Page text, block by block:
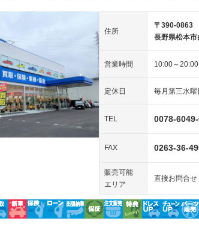
スマートキー
ヤ パワーシート 3列シート
ト チップアップシート オットマン
－ ウォークスルー 後席モニター
－ シートエアコン
エアサスペンション
住所
〒390-0863
長野県松本市
営業時間 10:00～20:00
定休日 毎月第三水
TEL 0078-
FAX 0263-36-
販売可能
エリア
直接お問合せ